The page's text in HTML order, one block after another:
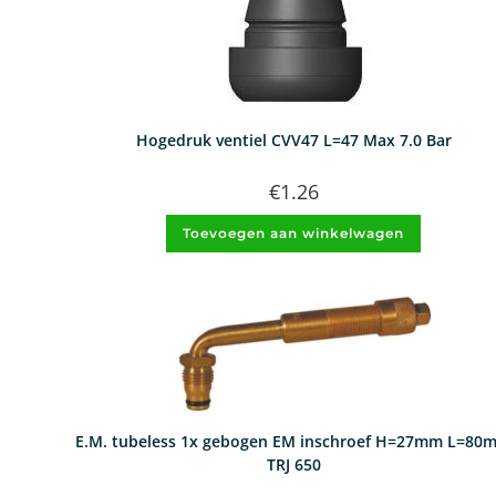
Hogedruk ventiel CVV47 L=47 Max 7.0 Bar
€1.26
Toevoegen aan winkelwagen
E.M. tubeless 1x gebogen EM inschroef H=27mm
TRJ 650